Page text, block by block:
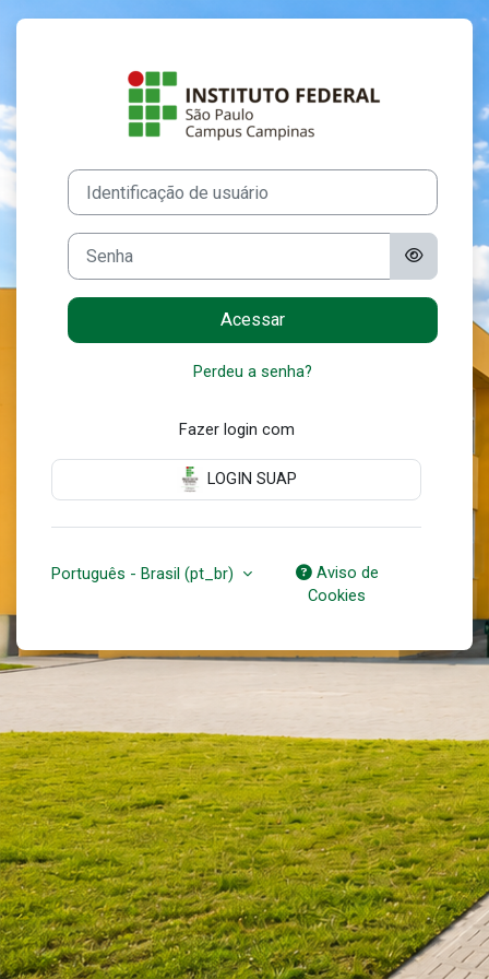
Identificação de usuário
Senha
Acessar
Perdeu a senha?
Fazer login com
LOGIN SUAP
Português - Brasil ‎(pt_br)‎
Aviso de
Cookies